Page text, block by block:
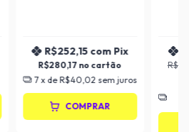
R$280,17
R$252,15 com Pix
7 x de R$40,02 sem juros
COMPRAR